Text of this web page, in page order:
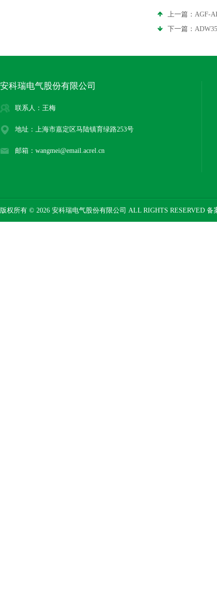
上一篇： AGF-
下一篇：
安科瑞电气股份有限公司
联系人：王梅
地址：上海市嘉定区马陆镇育绿路253号
邮箱：wangmei@email.acrel.cn
版权所有 © 2026 安科瑞电气股份有限公司 ALL RIGHTS RESERVED 备